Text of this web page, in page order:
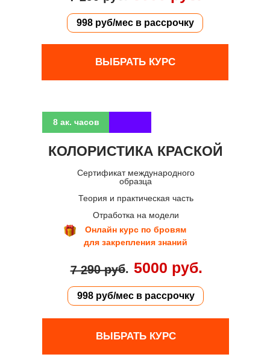
ВЫБРАТЬ КУРС
КОЛОРИСТИКА КРАСКОЙ
ВЫБРАТЬ КУРС
Сертификат международного
образца
Теория и практическая часть
Отработка на модели
Онлайн курс по бровям
для закрепления знаний
8 ак. часов
7 290 руб. 5000 руб.
998 руб/мес в рассрочку
998 руб/мес в рассрочку